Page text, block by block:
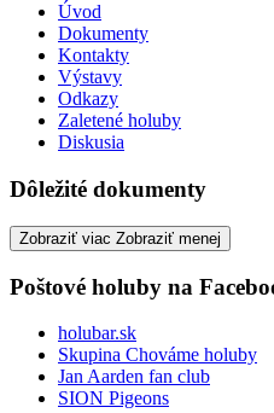
Úvod
Dokumenty
Kontakty
Výstavy
Odkazy
Zaletené holuby
Diskusia
Dôležité dokumenty
Zobraziť viac Zobraziť menej
Poštové holuby na
holubar.sk
Skupina Chováme holuby
Jan Aarden fan club
SION Pigeons